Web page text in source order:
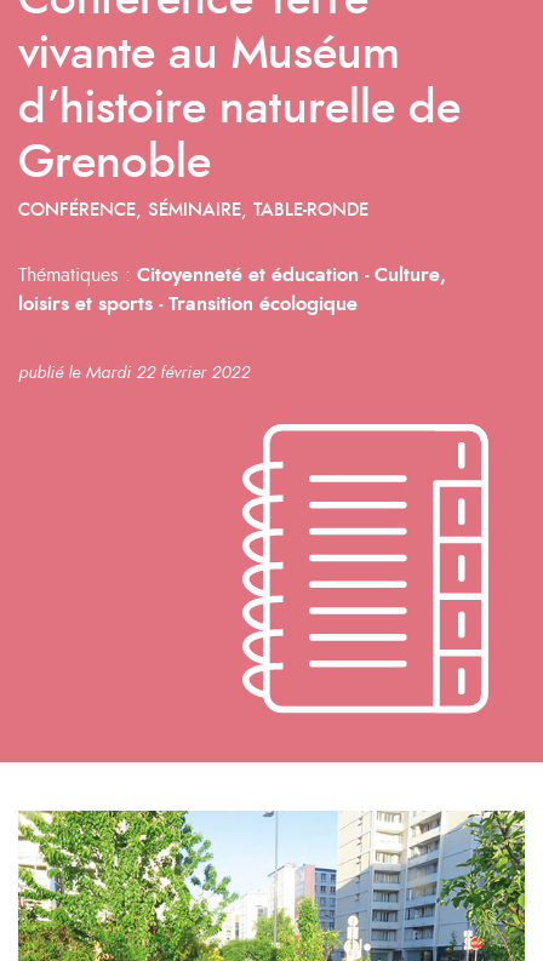
vivante au Muséum
d’histoire naturelle de
Grenoble
CONFÉRENCE, SÉMINAIRE, TABLE-RONDE
Thématiques : Citoyenneté et éducation - Culture,
loisirs et sports - Transition écologique
publié le Mardi 22 février 2022